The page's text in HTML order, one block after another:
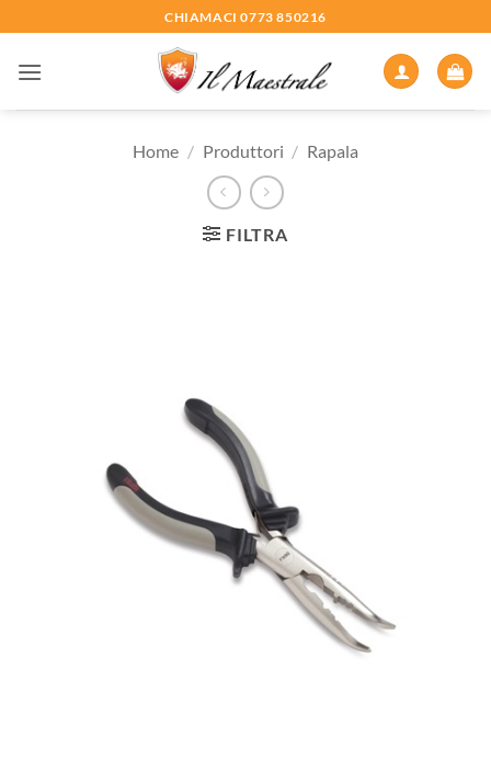
ai
contenuti
CHIAMACI 0773 850216
Home / Produttori / Rapala
FILTRA